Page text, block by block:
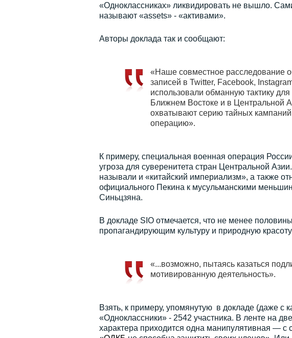
«Одноклассниках» ликвидировать не вышло.
называют «assets» - «активами».
Авторы доклада так и сообщают:
«Наше совместное расследование
записей в Twitter, Facebook,
использовали обманную тактику
Ближнем Востоке и в Центральной
охватывают серию тайных кампаний
операцию».
К примеру, специальная военная операция
угроза для суверенитета стран Центральной
называли и «китайский империализм», а также
официального Пекина к мусульманскими
Синьцзяна.
В докладе SIO отмечается, что не менее
пропагандирующим культуру и природную
«...возможно, пытаясь казаться
мотивированную деятельность».
Взять, к примеру, упомянутую в докладе (даже с
«Одноклассники» - 2542 участника. В ленте на
характера приходится одна манипулятивная —